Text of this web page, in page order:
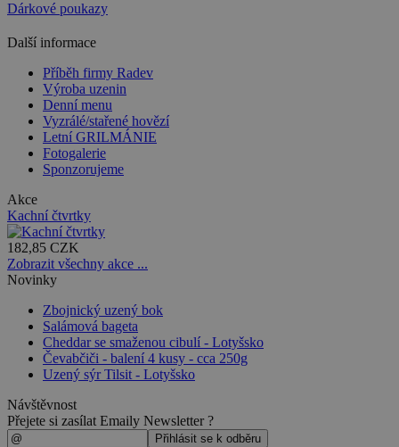
Dárkové poukazy
Další informace
Příběh firmy Radev
Výroba uzenin
Denní menu
Vyzrálé/stařené hovězí
Letní GRILMÁNIE
Fotogalerie
Sponzorujeme
Akce
Kachní čtvrtky
182,85 CZK
Zobrazit všechny akce ...
Novinky
Zbojnický uzený bok
Salámová bageta
Cheddar se smaženou cibulí - Lotyšsko
Čevabčiči - balení 4 kusy - cca 250g
Uzený sýr Tilsit - Lotyšsko
Návštěvnost
Přejete si zasílat Emaily Newsletter ?